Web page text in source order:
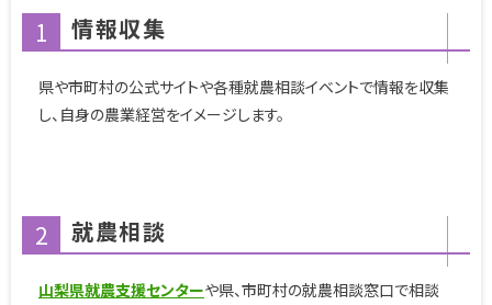
1 情報収集
県や市町村の公式サイトや各種就農相談イベントで情報を収集
し、自身の農業経営をイメージします。
2 就農相談
山梨県就農支援センターや県、市町村の就農相談窓口で相談